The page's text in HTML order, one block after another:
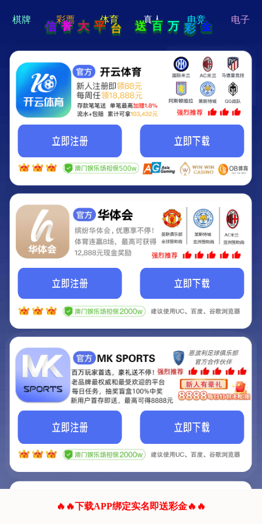
hi 💗
Hey Guys!
我们即将上线啦...
我们的网站正在建设.
它将是非常棒的网站.
联系我们!